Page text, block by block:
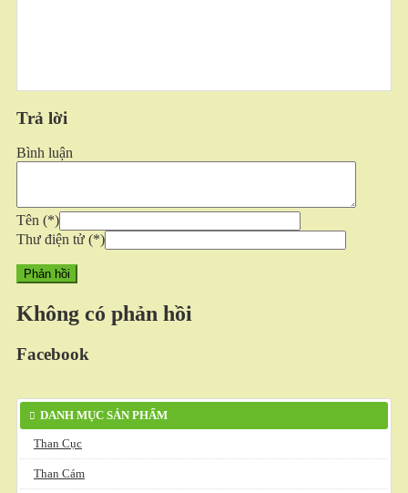
Trả lời
Bình luận
Tên (*)
Thư điện tử (*)
Không có phản hồi
Facebook
DANH MỤC SẢN PHẨM
Than Cục
Than Cám